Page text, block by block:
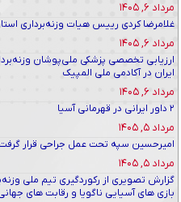
مرداد ۶, ۱۴۰۵
غلامرضا کردی رییس هیات وزنه‌برداری
مرداد ۶, ۱۴۰۵
ارزیابی تخصصی پزشکی ملی‌پوشان
ایران در آکادمی ملی المپیک
مرداد ۶, ۱۴۰۵
۲ داور ایرانی در قهرمانی آسیا
مرداد ۵, ۱۴۰۵
امیرحسین سپه تحت عمل جراحی قرار
مرداد ۵, ۱۴۰۵
گزارش تصویری از رکوردگیری تیم ملی
بازی های آسیایی ناگویا و رقابت های